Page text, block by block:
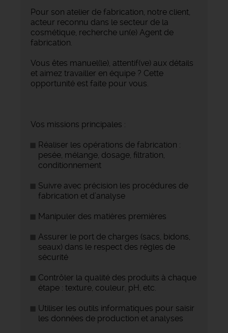
Pour son atelier de fabrication, notre client,
acteur reconnu dans le secteur de la
cosmétique, recherche un(e) Agent de
fabrication.
Vous êtes manuel(le), attentif(ve) aux détails
et aimez travailler en équipe ? Cette
opportunité est faite pour vous.
Vos missions principales :
Réaliser les opérations de fabrication :
pesée, mélange, dosage, filtration,
conditionnement
Suivre avec précision les procédures de
fabrication et d’analyse
Manipuler des matières premières
Assurer le port de charges (sacs, bidons,
seaux) dans le respect des règles de
sécurité
Contrôler la qualité des produits à chaque
étape : texture, couleur, pH, etc.
Utiliser les outils informatiques pour saisir
les données de production et analyses